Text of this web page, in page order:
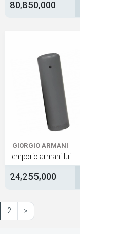
80,850,000
GIORGIO ARMANI
emporio armani lui
24,255,000
Giorgio armani orange méditerranée
> 1